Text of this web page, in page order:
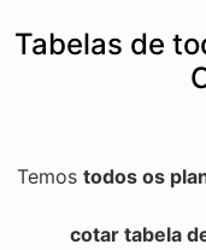
Tabelas de
Temos todos os
cotar tabela